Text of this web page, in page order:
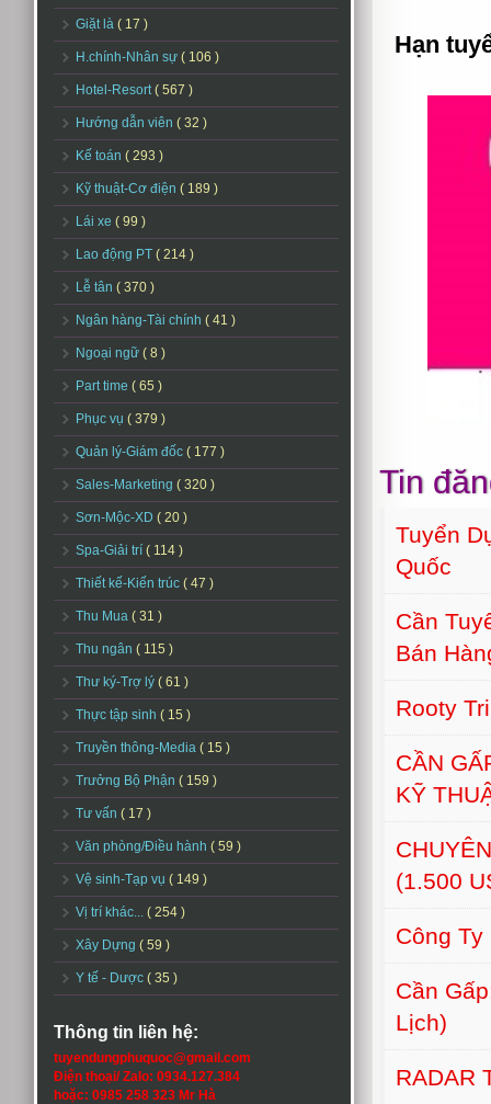
Giặt là ( 17 )
H.chính-Nhân sự ( 106 )
Hotel-Resort( 567 )
Hướng dẫn viên ( 32 )
Kế toán ( 293 )
Kỹ thuật-Cơ điện ( 189 )
Lái xe ( 99 )
Lao động PT ( 214 )
Lễ tân ( 370 )
Ngân hàng-Tài chính ( 41 )
Ngoại ngữ ( 8 )
Part time ( 65 )
Phục vụ ( 379 )
Quản lý-Giám đốc ( 177 )
Sales-Marketing ( 320 )
Sơn-Mộc-XD ( 20 )
Spa-Giải trí ( 114 )
Thiết kế-Kiến trúc ( 47 )
Thu Mua ( 31 )
Thu ngân ( 115 )
Thư ký-Trợ lý ( 61 )
Thực tập sinh ( 15 )
Truyền thông-Media ( 15 )
Trưởng Bộ Phận ( 159 )
Tư vấn ( 17 )
Văn phòng/Điều hành ( 59 )
Vệ sinh-Tạp vụ ( 149 )
Vị trí khác... ( 254 )
Xây Dựng ( 59 )
Y tế - Dược ( 35 )
Thông tin liên hệ:
tuyendungphuquoc@gmail.com
Điện thoại/ Zalo: 0934.127.384
hoặc: 0985 258 323 Mr Hà
Hạn
Tin
Tuyển
Quốc
Cần
Bán
Rooty
CẦN
KỸ
(1.500
Công
Cần
Lịch)
RADAR